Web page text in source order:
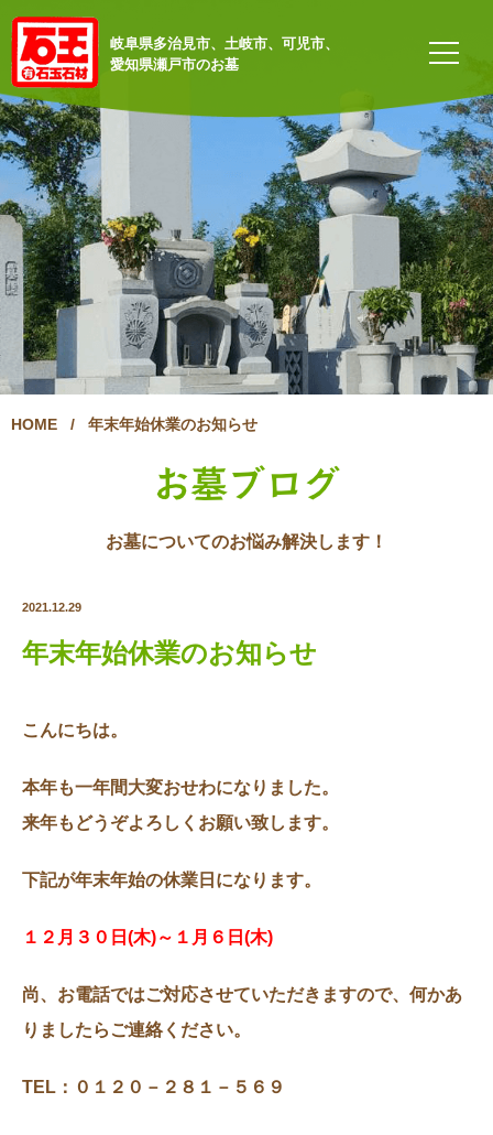
岐阜県多治見市、土岐市、可児市、
愛知県瀬戸市のお墓
HOME / 年末年始休業のお知らせ
お墓ブログ
お墓についてのお悩み解決します！
2021.12.29
年末年始休業のお知らせ
こんにちは。
本年も一年間大変おせわになりました。
来年もどうぞよろしくお願い致します。
下記が年末年始の休業日になります。
１２月３０日(木)～１月６日(木)
尚、お電話ではご対応させていただきますので、何かあ
りましたらご連絡ください。
TEL：０１２０－２８１－５６９